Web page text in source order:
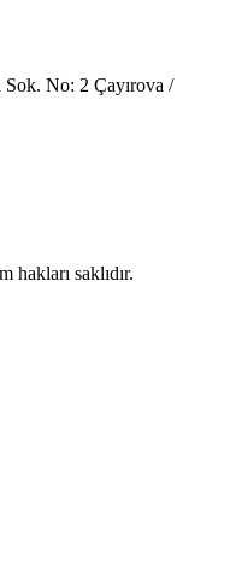
Sok. No: 2 Çayırova /
hakları saklıdır.